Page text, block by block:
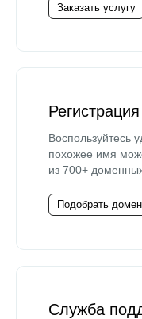
Заказать услугу
похожее имя
из 700+
Подобрать домен
Служба